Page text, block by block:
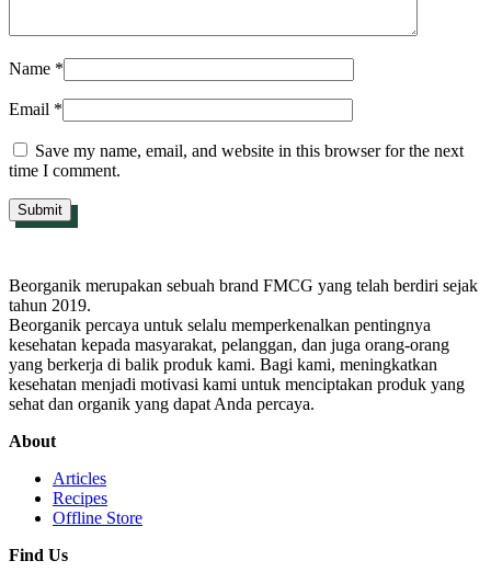
Name *
Email *
Save my name, email, and website in this browser for the next
time I comment.
Beorganik merupakan sebuah brand FMCG yang telah berdiri sejak
tahun 2019.
Beorganik percaya untuk selalu memperkenalkan pentingnya
kesehatan kepada masyarakat, pelanggan, dan juga orang-orang
yang berkerja di balik produk kami. Bagi kami, meningkatkan
kesehatan menjadi motivasi kami untuk menciptakan produk yang
sehat dan organik yang dapat Anda percaya.
About
Articles
Recipes
Offline Store
Find Us